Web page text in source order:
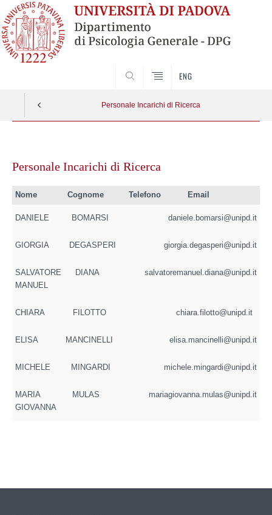
ENG
Personale Incarichi di Ricerca
contenuto
Personale Incarichi di Ricerca
Nome Cognome Telefono Email
DANIELE BOMARSI daniele.bomarsi@unipd.it
GIORGIA DEGASPERI giorgia.degasperi@unipd.it
SALVATORE
MANUEL
DIANA salvatoremanuel.diana@unipd.it
CHIARA FILOTTO chiara.filotto@unipd.it
ELISA MANCINELLI elisa.mancinelli@unipd.it
MICHELE MINGARDI michele.mingardi@unipd.it
MARIA
GIOVANNA
MULAS mariagiovanna.mulas@unipd.it